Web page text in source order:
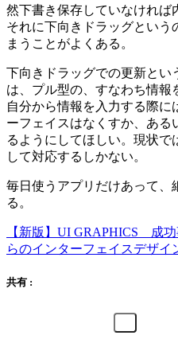
然下書き保存していなければ
それに下向きドラッグという
まうことがよくある。
下向きドラッグでの更新とい
は、プル型の、すなわち情報
自分から情報を入力する際に
ーフェイスはなくすか、ある
るようにしてほしい。現状
して対応するしかない。
毎日使うアプリだけあって、
る。
【新版】UI GRAPHICS 成
らのインターフェイスデザイ
共有 :